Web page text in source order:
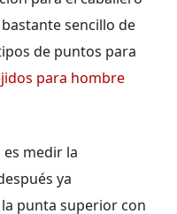
sencillo de
de puntos para
para hombre
medir la
ya
punta superior con